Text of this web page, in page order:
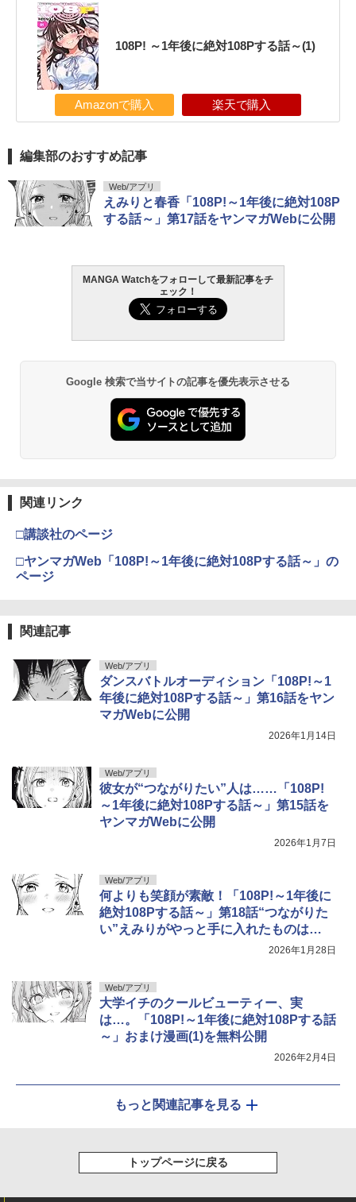
108P! ～1年後に絶対108Pする話～(1)
Amazonで購入 楽天で購入
編集部のおすすめ記事
Web/アプリ
えみりと春香「108P!～1年後に絶対108P
する話～」第17話をヤンマガWebに公開
MANGA Watchをフォローして最新記事をチ
ェック！
Google 検索で当サイトの記事を優先表示させる
関連リンク
□講談社のページ
□ヤンマガWeb「108P!～1年後に絶対108Pする話～」の
ページ
関連記事
Web/アプリ
ダンスバトルオーディション「108P!～1
年後に絶対108Pする話～」第16話をヤン
マガWebに公開
2026年1月14日
Web/アプリ
彼女が“つながりたい”人は……「108P!
～1年後に絶対108Pする話～」第15話を
ヤンマガWebに公開
2026年1月7日
Web/アプリ
何よりも笑顔が素敵！「108P!～1年後に
絶対108Pする話～」第18話“つながりた
い”えみりがやっと手に入れたものは…
2026年1月28日
Web/アプリ
大学イチのクールビューティー、実
は…。「108P!～1年後に絶対108Pする話
～」おまけ漫画(1)を無料公開
2026年2月4日
もっと関連記事を見る
トップページに戻る